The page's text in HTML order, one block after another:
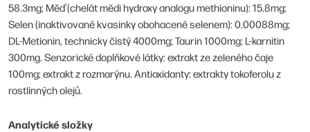
58.3mg; Měď (chelát mědi hydroxy analogu methioninu): 15.8mg;
Selen (inaktivované kvasinky obohacené selenem): 0.00088mg;
DL-Metionin, technicky čistý 4000mg; Taurin 1000mg; L-karnitin
300mg. Senzorické doplňkové látky: extrakt ze zeleného čaje
100mg; extrakt z rozmarýnu. Antioxidanty: extrakty tokoferolu z
rostlinných olejů.
Analytické složky